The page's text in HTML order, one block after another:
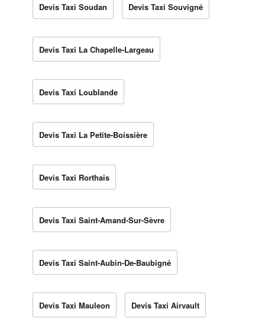
Devis Taxi Soudan Devis Taxi Souvigné
Devis Taxi La Chapelle-Largeau
Devis Taxi Loublande
Devis Taxi La Petite-Boissière
Devis Taxi Rorthais
Devis Taxi Saint-Amand-Sur-Sèvre
Devis Taxi Saint-Aubin-De-Baubigné
Devis Taxi Mauleon Devis Taxi Airvault